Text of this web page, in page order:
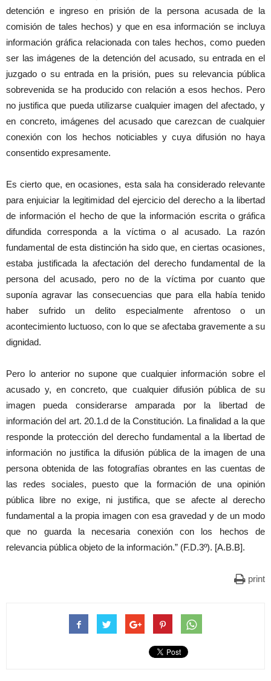
detención e ingreso en prisión de la persona acusada de la
comisión de tales hechos) y que en esa información se incluya
información gráfica relacionada con tales hechos, como pueden
ser las imágenes de la detención del acusado, su entrada en el
juzgado o su entrada en la prisión, pues su relevancia pública
sobrevenida se ha producido con relación a esos hechos. Pero
no justifica que pueda utilizarse cualquier imagen del afectado, y
en concreto, imágenes del acusado que carezcan de cualquier
conexión con los hechos noticiables y cuya difusión no haya
consentido expresamente.
Es cierto que, en ocasiones, esta sala ha considerado relevante
para enjuiciar la legitimidad del ejercicio del derecho a la libertad
de información el hecho de que la información escrita o gráfica
difundida corresponda a la víctima o al acusado. La razón
fundamental de esta distinción ha sido que, en ciertas ocasiones,
estaba justificada la afectación del derecho fundamental de la
persona del acusado, pero no de la víctima por cuanto que
suponía agravar las consecuencias que para ella había tenido
haber sufrido un delito especialmente afrentoso o un
acontecimiento luctuoso, con lo que se afectaba gravemente a su
dignidad.
Pero lo anterior no supone que cualquier información sobre el
acusado y, en concreto, que cualquier difusión pública de su
imagen pueda considerarse amparada por la libertad de
información del art. 20.1.d de la Constitución. La finalidad a la que
responde la protección del derecho fundamental a la libertad de
información no justifica la difusión pública de la imagen de una
persona obtenida de las fotografías obrantes en las cuentas de
las redes sociales, puesto que la formación de una opinión
pública libre no exige, ni justifica, que se afecte al derecho
fundamental a la propia imagen con esa gravedad y de un modo
que no guarda la necesaria conexión con los hechos de
relevancia pública objeto de la información.” (F.D.3º). [A.B.B].
print